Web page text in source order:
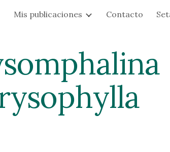
Skip to
Mis publicaciones Contacto